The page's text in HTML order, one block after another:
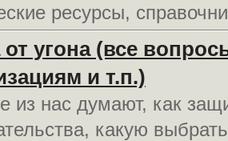
ресурсы,
угона (все
и т.п.)
из нас думают, как
какую